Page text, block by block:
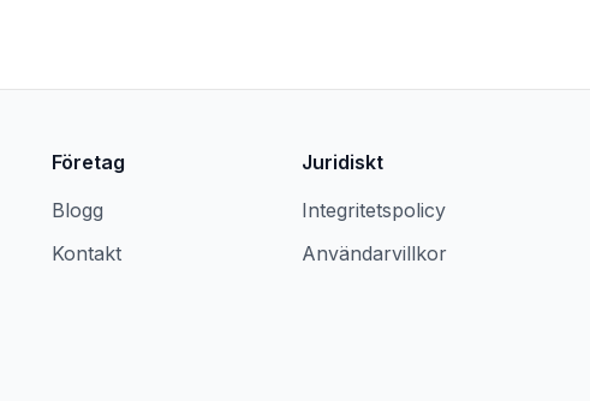
Företag
Blogg
Kontakt
Juridiskt
Integritetspolicy
Användarvillkor